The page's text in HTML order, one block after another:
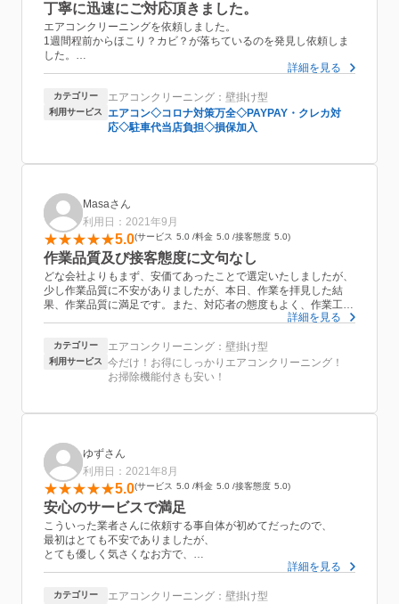
丁寧に迅速にご対応頂きました。
エアコンクリーニングを依頼しました。
1週間程前からほこり？カビ？が落ちているのを発見し依頼しま
した。
年1回位自分で掃除していましたが、流石にこの状況は自分では
とても丁寧に作業の説明があり、迅速にご対応頂き、大変満足し
ました。
料金もかなり良心的だと思います。
詳細を見る
カテゴリー エアコンクリーニング：壁掛け型
利用サービス
エアコン◇コロナ対策万全◇PAYPAY・クレカ対
応◇駐車代当店負担◇損保加入
Masaさん
利用日：2021年9月
5.0 サービス 5.0 料金 5.0 接客態度 5.0
作業品質及び接客態度に文句なし
どな会社よりもまず、安価てあったことで選定いたしましたが、
少し作業品質に不安がありましたが、本日、作業を拝見した結
果、作業品質に満足です。また、対応者の態度もよく、作業工程
ごとに説明していただいたので、安心して立会事ができました。
丁寧に説明していただきました。今後も、御社に頼みたいと強く
思いました。
詳細を見る
カテゴリー エアコンクリーニング：壁掛け型
利用サービス
今だけ！お得にしっかりエアコンクリーニング！
お掃除機能付きも安い！
ゆずさん
利用日：2021年8月
5.0 サービス 5.0 料金 5.0 接客態度 5.0
安心のサービスで満足
こういった業者さんに依頼する事自体が初めてだったので、
最初はとても不安でありましたが、
とても優しく気さくなお方で、
かなり部屋とかに気を使って作業に
詳細を見る
カテゴリー エアコンクリーニング：壁掛け型